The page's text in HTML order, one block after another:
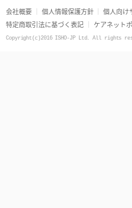
会社概要 個人情報保護方針
個人向け
特定商取引法に基づく表記
ケアネット
Copyright(c)2016 ISHO-JP Ltd. All rights